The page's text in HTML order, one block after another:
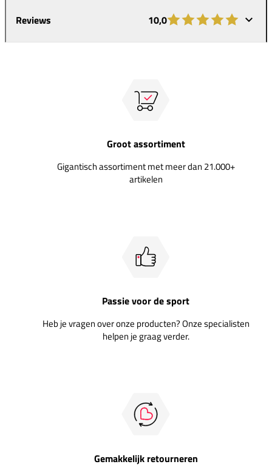
Reviews 10,0
Groot assortiment
Gigantisch assortiment met meer dan 21.000+
artikelen
Passie voor de sport
Heb je vragen over onze producten? Onze specialisten
helpen je graag verder.
Gemakkelijk retourneren